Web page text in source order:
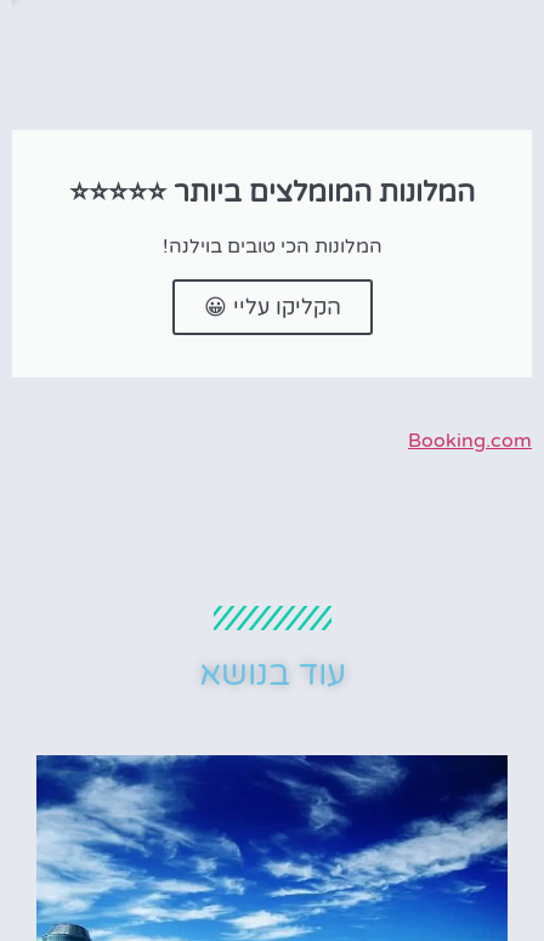
המלונות המומלצים ביותר ⭐⭐⭐⭐⭐
המלונות הכי טובים בוילנה!
הקליקו עליי 😀
Booking.com
עוד בנושא